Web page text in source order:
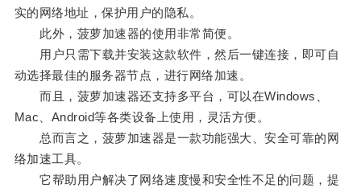
实的网络地址，保护用户的隐私。
此外，菠萝加速器的使用非常简便。
用户只需下载并安装这款软件，然后一键连接，即可自
动选择最佳的服务器节点，进行网络加速。
而且，菠萝加速器还支持多平台，可以在Windows、
Mac、Android等各类设备上使用，灵活方便。
总而言之，菠萝加速器是一款功能强大、安全可靠的网
络加速工具。
它帮助用户解决了网络速度慢和安全性不足的问题，提